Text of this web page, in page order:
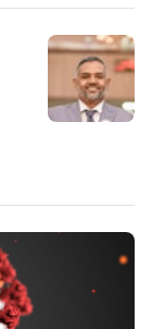
o que